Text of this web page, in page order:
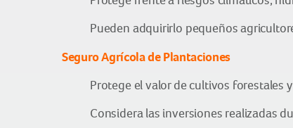
Pueden adquirirlo pequeños
Seguro Agrícola de Plantaciones
Protege el valor de cultivos forestales
Considera las inversiones realizadas